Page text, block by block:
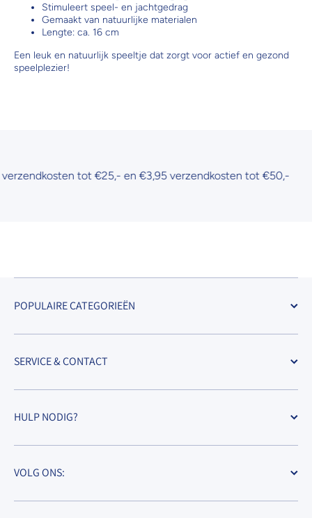
Stimuleert speel- en jachtgedrag
Gemaakt van natuurlijke materialen
Lengte: ca. 16 cm
Een leuk en natuurlijk speeltje dat zorgt voor actief en gezond
speelplezier!
tot €25,- en €3,95 verzendkosten tot €50,-
POPULAIRE CATEGORIEËN
SERVICE & CONTACT
HULP NODIG?
VOLG ONS: